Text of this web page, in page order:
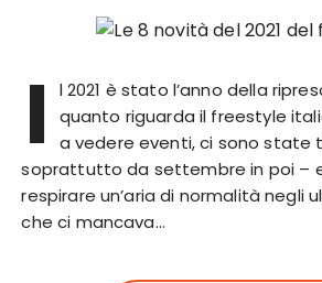
I
l 2021 è stato l’anno della
quanto riguarda il freestyle
a vedere eventi, ci sono
soprattutto da settembre in poi –
respirare un’aria di normalità negli
che ci mancava…